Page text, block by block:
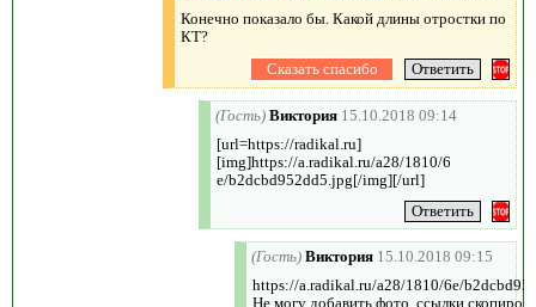
Конечно показало бы. Какой длины отростки по
КТ?
(Гость) Виктория 15.10.2018 09:14
[url=https://radikal.ru]
[img]https://a.radikal.ru/a28/1810/6
e/b2dcbd952dd5.jpg[/img][/url]
(Гость) Виктория 15.10.2018 09:15
https://a.radikal.ru/a28/1810/6e/
Не могу добавить фото, ссылки